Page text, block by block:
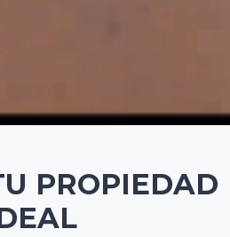
PROPIEDAD